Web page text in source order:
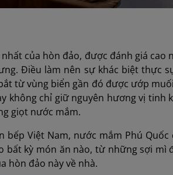
của hòn đảo, được đánh giá
Điều làm nên sự khác biệt thực
từ vùng biển gần đó được ướp
không chỉ giữ nguyên hương vị tinh
giọt nước mắm.
bếp Việt Nam, nước mắm Phú
bất kỳ món ăn nào, từ những sợi mì
hòn đảo này về nhà.